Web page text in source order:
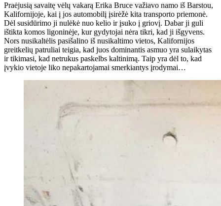
Praėjusią savaitę vėlų vakarą Erika Bruce važiavo namo iš Barstou,
Kalifornijoje, kai į jos automobilį įsirėžė kita transporto priemonė.
Dėl susidūrimo ji nulėkė nuo kelio ir įsuko į griovį. Dabar ji guli
ištikta komos ligoninėje, kur gydytojai nėra tikri, kad ji išgyvens.
Nors nusikaltėlis pasišalino iš nusikaltimo vietos, Kalifornijos
greitkelių patruliai teigia, kad juos dominantis asmuo yra sulaikytas
ir tikimasi, kad netrukus paskelbs kaltinimą. Taip yra dėl to, kad
įvykio vietoje liko nepakartojamai smerkiantys įrodymai…